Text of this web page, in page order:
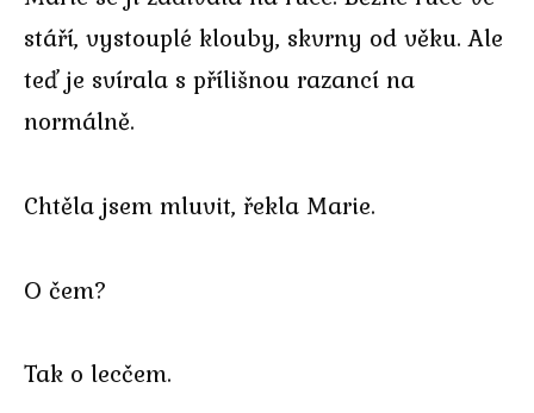
stáří, vystouplé klouby, skvrny od věku. Ale
teď je svírala s přílišnou razancí na
normálně.
Chtěla jsem mluvit, řekla Marie.
O čem?
Tak o lecčem.